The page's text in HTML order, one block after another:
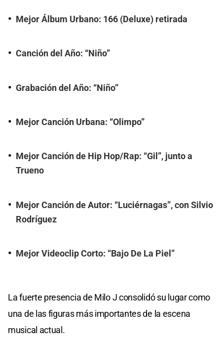
Mejor Álbum Urbano: 166 (Deluxe) retirada
Canción del Año: “Niño”
Grabación del Año: “Niño”
Mejor Canción Urbana: “Olimpo”
Mejor Canción de Hip Hop/Rap: “Gil”, junto a
Trueno
Mejor Canción de Autor: “Luciérnagas”, con Silvio
Rodríguez
Mejor Videoclip Corto: “Bajo De La Piel”
La fuerte presencia de Milo J consolidó su lugar como
una de las figuras más importantes de la escena
musical actual.